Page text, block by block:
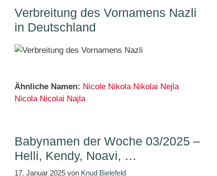
Verbreitung des Vornamens Nazli
in Deutschland
Ähnliche Namen: Nicole Nikola Nikolai Nejla
Nicola Nicolai Najla
Babynamen der Woche 03/2025 –
Helli, Kendy, Noavi, …
17. Januar 2025 von Knud Bielefeld